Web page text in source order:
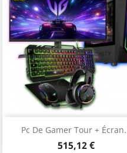
Pc De Gamer Tour +
515,12 €